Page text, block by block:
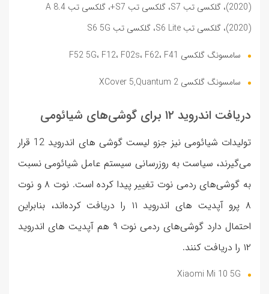
(2020)، گلکسی تب S7، گلکسی تب S7+، گلکسی تب A 8.4
(2020)، گلکسی تب S6 Lite، گلکسی تب S6 5G
سامسونگ گلکسی F52 5G، F12، F02s، F62، F41
سامسونگ گلکسی XCover 5,Quantum 2
دریافت اندروید ۱۲ برای گوشی‌های شیائومی
تولیدات شیائومی نیز جزو لیست گوشی های اندروید 12 قرار
می‌گیرند، سیاست به ‌روزرسانی سیستم عامل شیائومی نسبت
به گوشی‌های ردمی نوت تغییر پیدا کرده است. نوت ۸ و نوت
۸ پرو آپدیت های اندروید ۱۱ را دریافت کرده‌اند، بنابراین
احتمال دارد گوشی‌های ردمی نوت ۹ هم آپدیت های اندروید
۱۲ را دریافت کنند.
Xiaomi Mi 10 5G